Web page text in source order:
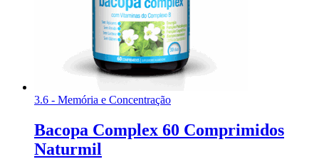
3.6 - Memória e Concentração
Bacopa Complex 60 Comprimidos
Naturmil